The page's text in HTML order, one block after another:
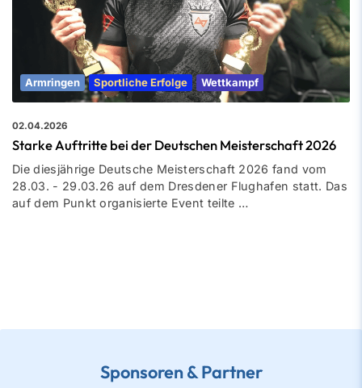
Armringen Sportliche Erfolge Wettkampf
02.04.2026
Starke Auftritte bei der Deutschen Meisterschaft 2026
Die diesjährige Deutsche Meisterschaft 2026 fand vom
28.03. - 29.03.26 auf dem Dresdener Flughafen statt. Das
auf dem Punkt organisierte Event teilte …
Sponsoren & Partner